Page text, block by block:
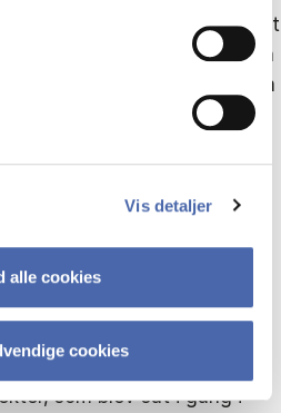
Vis detaljer
alle cookies
cookies
relationer. Resultatet
at bruge markant mere tid på
det tidligere tog at lave dem
at et effektivt manuelt
procent præcision blev
som kun ramte 92–96
efter opgivet, fordi det
af de offentlige
som blev sat i gang i